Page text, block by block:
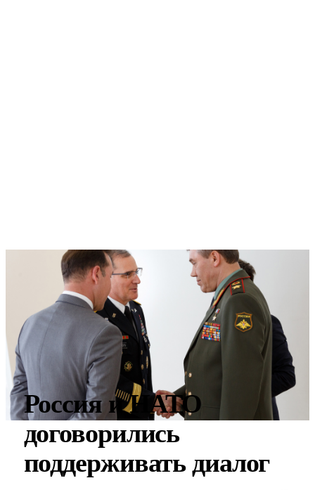
Россия и НАТО
договорились
поддерживать диалог